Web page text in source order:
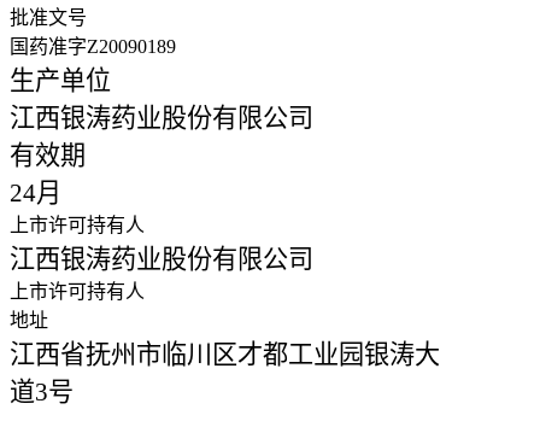
批准文号
国药准字Z20090189
生产单位
江西银涛药业股份有限公司
有效期
24月
上市许可持有人
江西银涛药业股份有限公司
上市许可持有人
地址
江西省抚州市临川区才都工业园银涛大
道3号